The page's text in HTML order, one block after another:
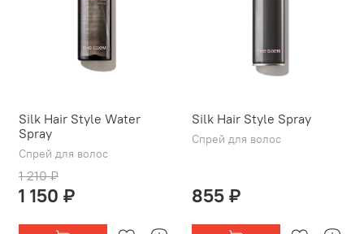
Silk Hair Style Water
Spray
Спрей для волос
1 210 ₽
1 150 ₽
Silk Hair Style Spray
Спрей для волос
855 ₽